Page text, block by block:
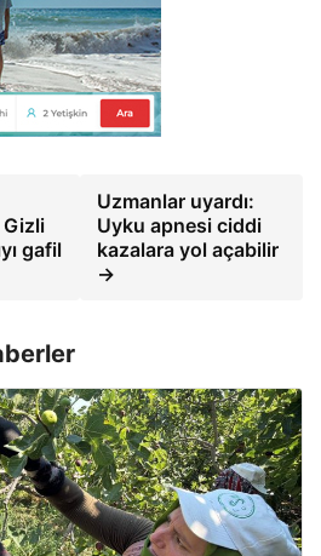
Gizli
gafil
Uzmanlar uyardı:
Uyku apnesi ciddi
kazalara yol açabilir
→